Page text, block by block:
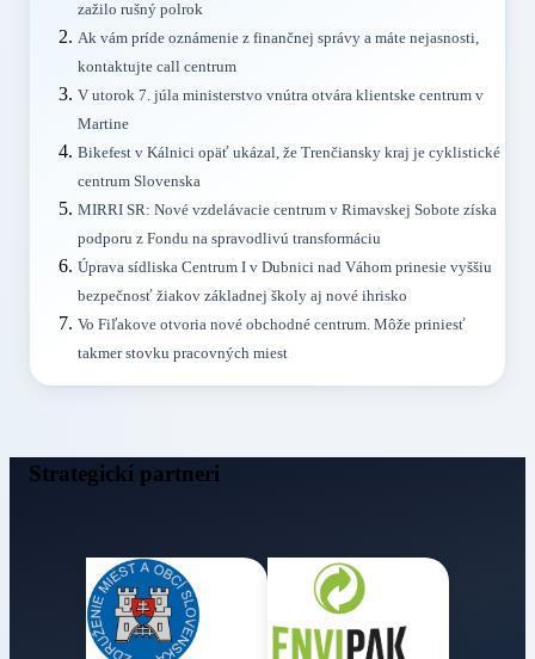
zažilo rušný polrok
Ak vám príde oznámenie z finančnej správy a máte nejasnosti,
kontaktujte call centrum
V utorok 7. júla ministerstvo vnútra otvára klientske centrum v
Martine
Bikefest v Kálnici opäť ukázal, že Trenčiansky kraj je cyklistické
centrum Slovenska
MIRRI SR: Nové vzdelávacie centrum v Rimavskej Sobote získa
podporu z Fondu na spravodlivú transformáciu
Úprava sídliska Centrum I v Dubnici nad Váhom prinesie vyššiu
bezpečnosť žiakov základnej školy aj nové ihrisko
Vo Fiľakove otvoria nové obchodné centrum. Môže priniesť
takmer stovku pracovných miest
Strategickí partneri